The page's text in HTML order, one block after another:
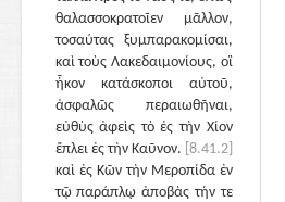
θαλασσοκρατοῖεν μᾶλλον,
τοσαύτας ξυμπαρακομίσαι,
καὶ τοὺς Λακεδαιμονίους, οἳ
ἧκον κατάσκοποι αὐτοῦ,
ἀσφαλῶς περαιωθῆναι,
εὐθὺς ἀφεὶς τὸ ἐς τὴν Χίον
ἔπλει ἐς τὴν Καῦνον. [8.41.2]
καὶ ἐς Κῶν τὴν Μεροπίδα ἐν
τῷ παράπλῳ ἀποβὰς τήν τε